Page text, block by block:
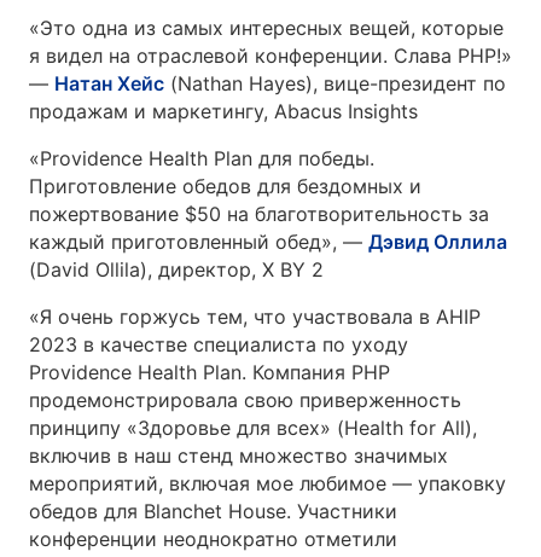
«Это одна из самых интересных вещей, которые
я видел на отраслевой конференции. Слава PHP!»
— Натан Хейс (Nathan Hayes), вице-президент по
продажам и маркетингу, Abacus Insights
«Providence Health Plan для победы.
Приготовление обедов для бездомных и
пожертвование $50 на благотворительность за
каждый приготовленный обед», — Дэвид Оллила
(David Ollila), директор, X BY 2
«Я очень горжусь тем, что участвовала в AHIP
2023 в качестве специалиста по уходу
Providence Health Plan. Компания PHP
продемонстрировала свою приверженность
принципу «Здоровье для всех» (Health for All),
включив в наш стенд множество значимых
мероприятий, включая мое любимое — упаковку
обедов для Blanchet House. Участники
конференции неоднократно отметили